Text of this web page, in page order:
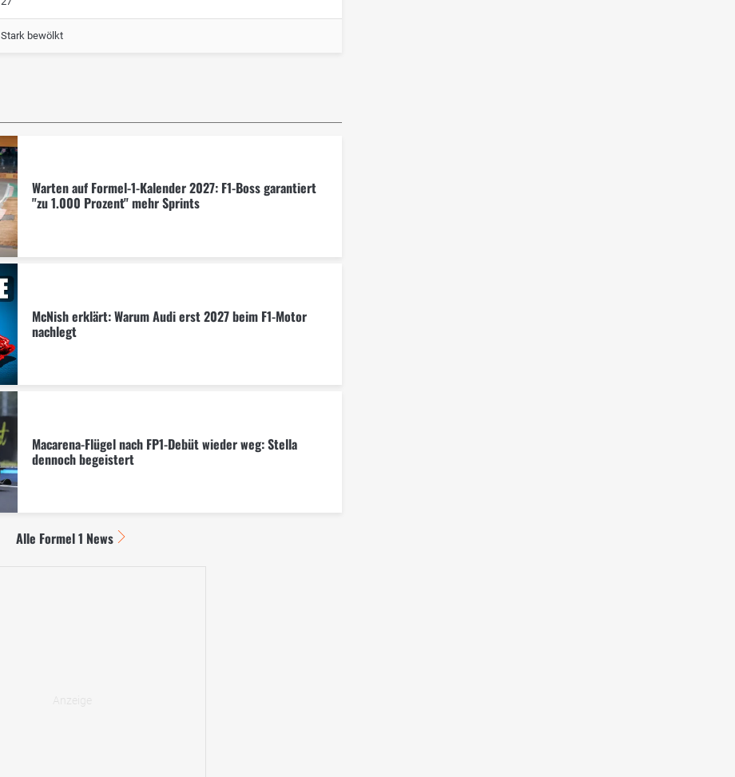
Stark bewölkt
Warten auf Formel-1-Kalender 2027: F1-Boss garantiert
"zu 1.000 Prozent" mehr Sprints
McNish erklärt: Warum Audi erst 2027 beim F1-Motor
nachlegt
Macarena-Flügel nach FP1-Debüt wieder weg: Stella
dennoch begeistert
Alle Formel 1 News